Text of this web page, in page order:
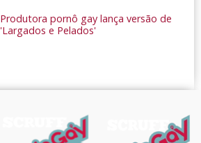
Produtora pornô gay lança versão de
'Largados e Pelados'